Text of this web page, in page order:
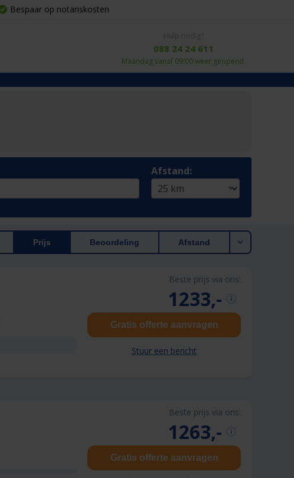
Bespaar op notariskosten
088 24 24 611
Maandag vanaf 09:00 weer geopend
Afstand:
Prijs Beoordeling Afstand
Beste prijs via ons:
1233,-
Gratis offerte aanvragen
Stuur een bericht
Beste prijs via ons:
1263,-
Gratis offerte aanvragen